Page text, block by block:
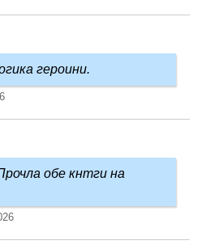
героини.
обе кнтги на